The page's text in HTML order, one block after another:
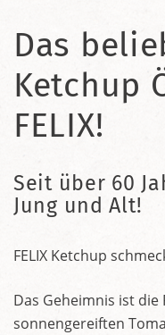
Das
Ketchup
FELIX!
Seit über 60
Jung und Alt!
FELIX Ketchup
Das Geheimnis ist die
sonnengereiften